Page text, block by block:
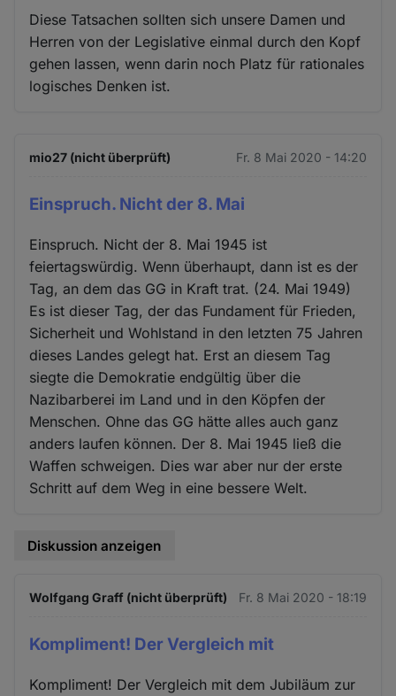
Diese Tatsachen sollten sich unsere Damen und
Herren von der Legislative einmal durch den Kopf
gehen lassen, wenn darin noch Platz für rationales
logisches Denken ist.
mio27 (nicht überprüft) Fr. 8 Mai 2020 - 14:20
Einspruch. Nicht der 8. Mai
Einspruch. Nicht der 8. Mai 1945 ist
feiertagswürdig. Wenn überhaupt, dann ist es der
Tag, an dem das GG in Kraft trat. (24. Mai 1949)
Es ist dieser Tag, der das Fundament für Frieden,
Sicherheit und Wohlstand in den letzten 75 Jahren
dieses Landes gelegt hat. Erst an diesem Tag
siegte die Demokratie endgültig über die
Nazibarberei im Land und in den Köpfen der
Menschen. Ohne das GG hätte alles auch ganz
anders laufen können. Der 8. Mai 1945 ließ die
Waffen schweigen. Dies war aber nur der erste
Schritt auf dem Weg in eine bessere Welt.
Diskussion anzeigen
Wolfgang Graff (nicht überprüft) Fr. 8 Mai 2020 - 18:19
Kompliment! Der Vergleich mit
Kompliment! Der Vergleich mit dem Jubiläum zur